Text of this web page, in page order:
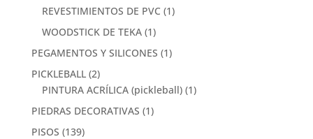
REVESTIMIENTOS DE PVC (1)
WOODSTICK DE TEKA (1)
PEGAMENTOS Y SILICONES (1)
PICKLEBALL (2)
PINTURA ACRÍLICA (pickleball) (1)
PIEDRAS DECORATIVAS (1)
PISOS (139)